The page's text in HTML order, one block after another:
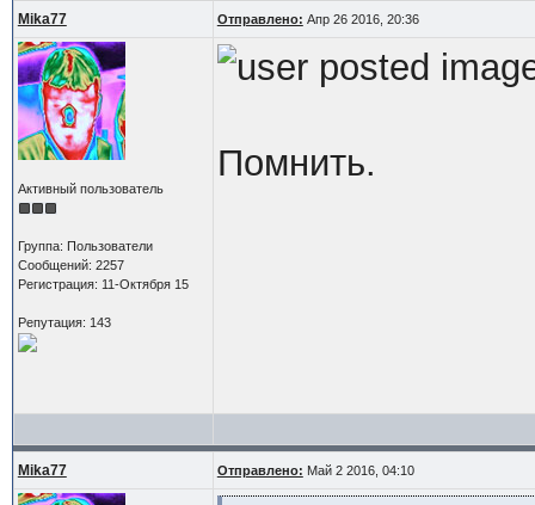
Mika77 Отправлено: Апр 26 2016, 20:36
Активный пользователь
Группа: Пользователи
Сообщений: 2257
Регистрация: 11-Октября 15
Репутация: 143
Помнить.
Mika77 Отправлено: Май 2 2016, 04:10